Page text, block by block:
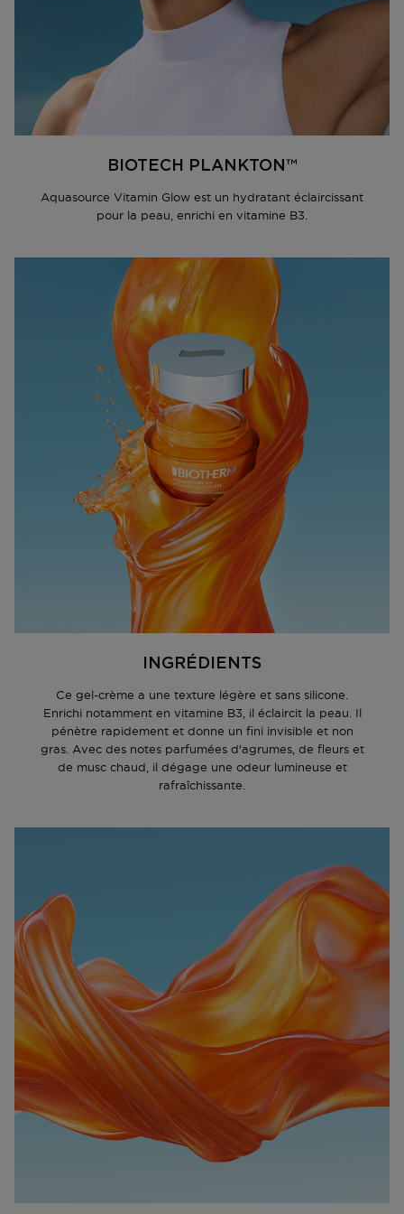
• Hydrate, unifie et illumine le teint, aide à réduire les
taches brunes, pour un teint plus éclatant et uniforme
• Texture gel-crème légère qui se transforme en fluide
aqueux dès l'application, procurant une sensation de
fraîcheur instantanée
• Teinte naturellement orangée, absorption rapide, fini
invisible et non gras
d'agrumes pétillantes, des notes de fond florales et
une base musquée chaude
• Ingrédients actifs :
- Biotech Plankton riche en 35 nutriments essentiels
qui favorisent la vitalité de la peau et renforcent la
barrière cutanée
• Convient à tous les types de peaux, contre la
sécheresse, les taches brunes, le teint terne
• Application visage
Après 4 semaines**** : 74% des femmes estiment que
leur peau est plus saine et plus belle ; 94% des femmes
estiment que la texture est légère et pénètre
rapidement dans la peau ; 84% des femmes estiment
que leur peau est plus douce ; 84% des femmes
estiment que leur peau est propre et lumineuse.
****Auto-évaluation réalisée auprès de 100 femmes
après 28 jours.
Biotherm Aquasource+ Vitamin Glow Gel Visage - Gel
Hydratant pour une Peau Éclatante - Vitamine B3 -
déposera un bon de livraison dans votre boîte aux
lettres à l'endroit où vous pourrez récupérer votre
Retrait dans l'un de nos magasins ou dans un point
postal ?
Dès que votre colis est prêt, vous recevrez un email.
Vous pouvez le récupérer sur présentation du code
livraison.
Après réception de votre commande, vous disposez
de 14 jours pour la retourner (partiellement) ou
l'annuler. Après l'annulation, vous disposez d'un délai
supplémentaire de 14 jours pour retourner les produits.
Pour annuler votre commande, vous pouvez nous
contacter ou utiliserle formulaire de retour
Échange ou retour en magasin
ous pouvez également retourner ou échanger le
produit dans un magasin près de chez vous. Vous
n’avez pas besoin de remplir un formulaire de retour
pour cela. Veuillez apporter votre confirmation de
commande avec vous.
Accédez à plus d’informations et à la FAQ sur les
D'autres questions sur la commande ? Vous pouvez le
trouver sur notre page FAQ.
BIOTECH PLANKTON™
Aquasource Vitamin Glow est un hydratant éclaircissant
pour la peau, enrichi en vitamine B3.
INGRÉDIENTS
Ce gel-crème a une texture légère et sans silicone.
Enrichi notamment en vitamine B3, il éclaircit la peau. Il
pénètre rapidement et donne un fini invisible et non
gras. Avec des notes parfumées d'agrumes, de fleurs et
de musc chaud, il dégage une odeur lumineuse et
rafraîchissante.